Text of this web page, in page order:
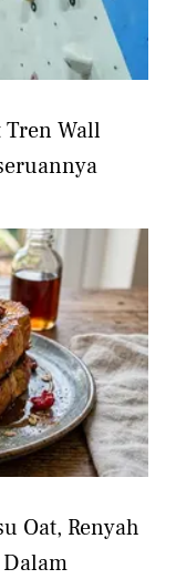
Wall
Oat, Renyah